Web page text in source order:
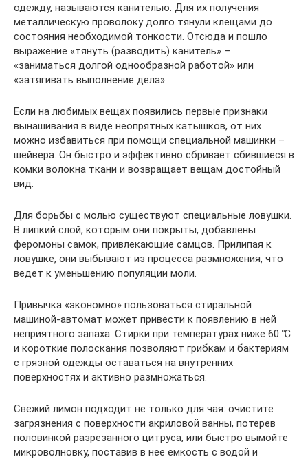
одежду, называются канителью. Для их получения
металлическую проволоку долго тянули клещами до
состояния необходимой тонкости. Отсюда и пошло
выражение «тянуть (разводить) канитель» –
«заниматься долгой однообразной работой» или
«затягивать выполнение дела».
Если на любимых вещах появились первые признаки
вынашивания в виде неопрятных катышков, от них
можно избавиться при помощи специальной машинки –
шейвера. Он быстро и эффективно сбривает сбившиеся в
комки волокна ткани и возвращает вещам достойный
вид.
Для борьбы с молью существуют специальные ловушки.
В липкий слой, которым они покрыты, добавлены
феромоны самок, привлекающие самцов. Прилипая к
ловушке, они выбывают из процесса размножения, что
ведет к уменьшению популяции моли.
Привычка «экономно» пользоваться стиральной
машиной-автомат может привести к появлению в ней
неприятного запаха. Стирки при температурах ниже 60 ℃
и короткие полоскания позволяют грибкам и бактериям
с грязной одежды оставаться на внутренних
поверхностях и активно размножаться.
Свежий лимон подходит не только для чая: очистите
загрязнения с поверхности акриловой ванны, потерев
половинкой разрезанного цитруса, или быстро вымойте
микроволновку, поставив в нее емкость с водой и